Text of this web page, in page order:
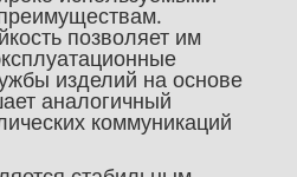
позволяет им
изделий на основе
аналогичный
коммуникаций